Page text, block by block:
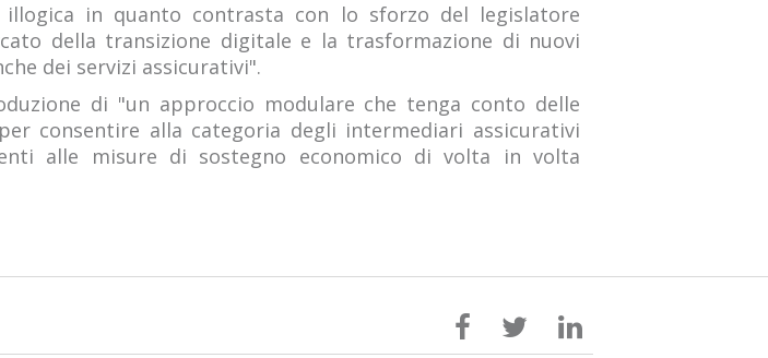
illogica in quanto contrasta con lo sforzo del legislatore
della transizione digitale e la trasformazione di nuovi
dei servizi assicurativi".
di "un approccio modulare che tenga conto delle
consentire alla categoria degli intermediari assicurativi
alle misure di sostegno economico di volta in volta